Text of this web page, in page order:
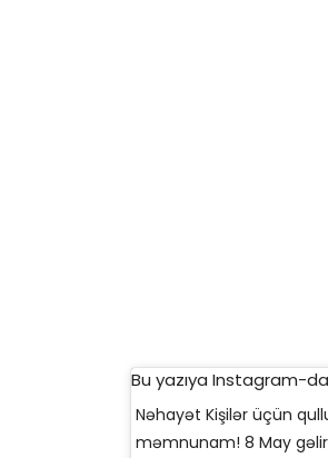
Bu yazıya Instagram-da
Nəhayət Kişilər üçün
məmnunam! 8 May